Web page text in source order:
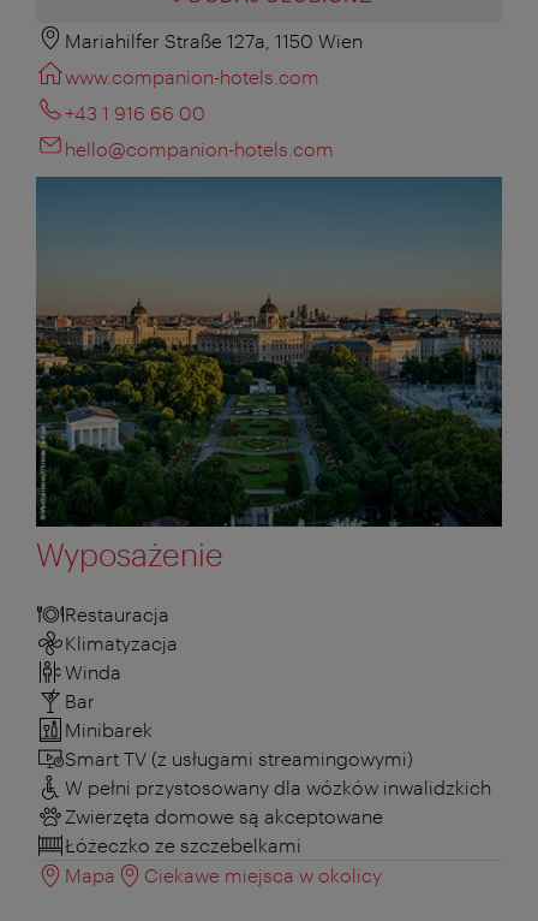
Mariahilfer Straße 127a, 1150 Wien
www.companion-hotels.com
+43 1 916 66 00
hello@companion-hotels.com
Wyposażenie
Restauracja
Klimatyzacja
Winda
Bar
Minibarek
Smart TV (z usługami streamingowymi)
W pełni przystosowany dla wózków inwalidzkich
Zwierzęta domowe są akceptowane
Łóżeczko ze szczebelkami
Mapa
Ciekawe miejsca w okolicy